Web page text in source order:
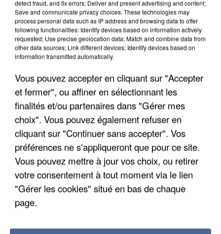
APRÈS TOUTES CES CANICULES, LES REFUGES
DE FAUNE SAUVAGE SONT...
detect fraud, and fix errors; Deliver and present advertising and content;
Save and communicate privacy choices. These technologies may
process personal data such as IP address and browsing data to offer
following functionalities: Identify devices based on information actively
requested; Use precise geolocation data; Match and combine data from
other data sources; Link different devices; Identify devices based on
information transmitted automatically.
Vous pouvez accepter en cliquant sur "Accepter
et fermer", ou affiner en sélectionnant les
finalités et/ou partenaires dans "Gérer mes
choix". Vous pouvez également refuser en
cliquant sur "Continuer sans accepter". Vos
préférences ne s'appliqueront que pour ce site.
Vous pouvez mettre à jour vos choix, ou retirer
votre consentement à tout moment via le lien
"Gérer les cookies" situé en bas de chaque
page.